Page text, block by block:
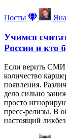
Посты
Учимся
России и кто
Если верить СМИ,
количество
появления.
дело сильно
просто
пресс-релизы. В
настоящий